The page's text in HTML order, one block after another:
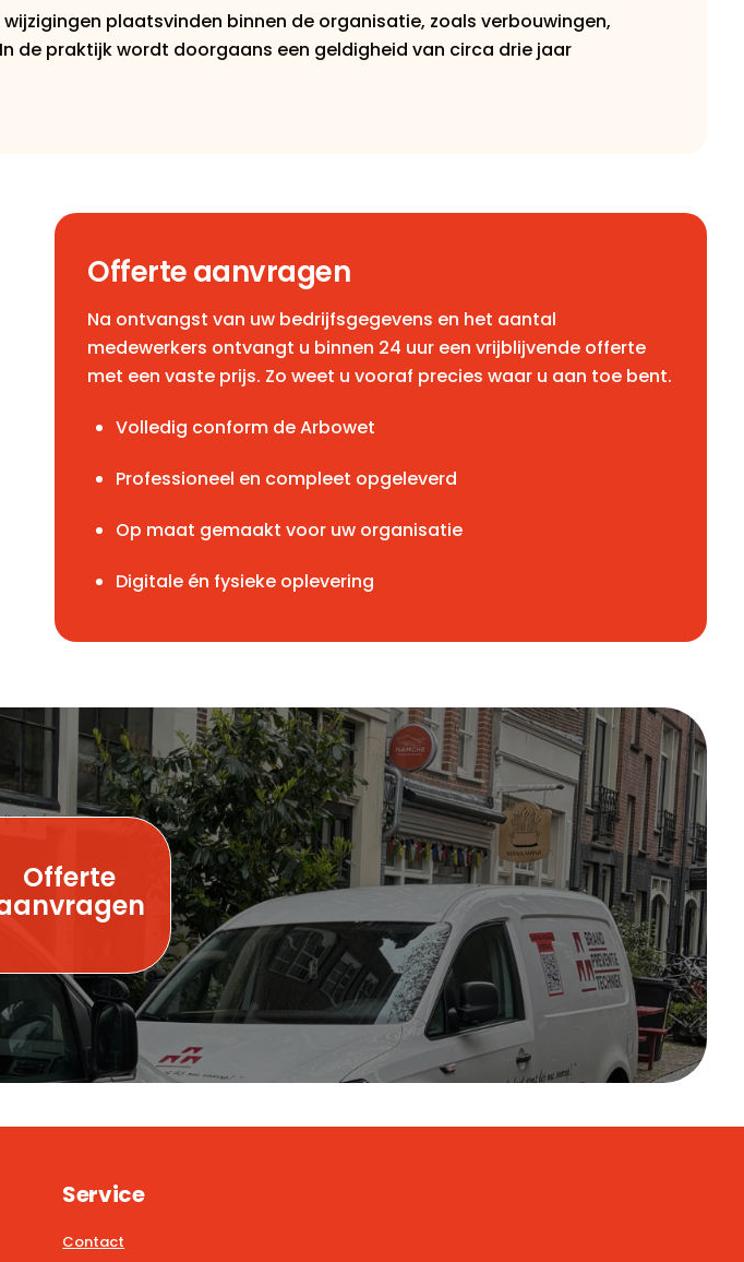
plaatsvinden binnen de organisatie, zoals verbouwingen,
de praktijk wordt doorgaans een geldigheid van circa drie jaar
Offerte aanvragen
Na ontvangst van uw bedrijfsgegevens en het aantal
medewerkers ontvangt u binnen 24 uur een vrijblijvende offerte
met een vaste prijs. Zo weet u vooraf precies waar u aan toe bent.
Volledig conform de Arbowet
Professioneel en compleet opgeleverd
Op maat gemaakt voor uw organisatie
Digitale én fysieke oplevering
Offerte
Service
Contact